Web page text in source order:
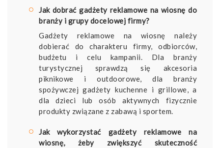
Jak dobrać gadżety reklamowe na wiosnę do
branży i grupy docelowej firmy?
Gadżety reklamowe na wiosnę należy
dobierać do charakteru firmy, odbiorców,
budżetu i celu kampanii. Dla branży
turystycznej sprawdzą się akcesoria
piknikowe i outdoorowe, dla branży
spożywczej gadżety kuchenne i grillowe, a
dla dzieci lub osób aktywnych fizycznie
produkty związane z zabawą i sportem.
Jak wykorzystać gadżety reklamowe na
wiosnę, żeby zwiększyć skuteczność